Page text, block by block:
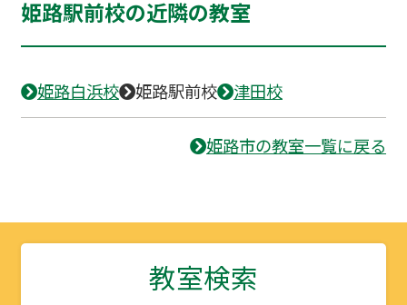
姫路駅前校の近隣の教室
姫路白浜校 姫路駅前校 津田校
姫路市の教室一覧に戻る
教室検索